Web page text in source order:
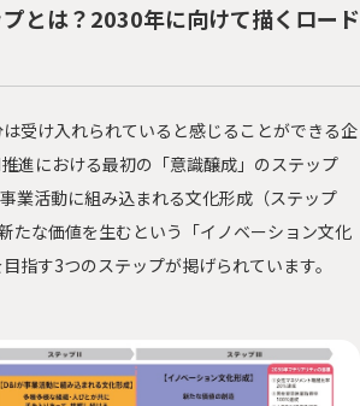
とは？2030年に向けて描くロード
は受け入れられていると感じることができる企
進における最初の「意識醸成」のステップ
業活動に組み込まれる文化形成（ステップ
たな価値を生むという「イノベーション文化
指す3つのステップが掲げられています。